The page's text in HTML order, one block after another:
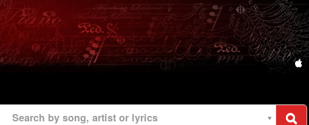
Search by song, artist or lyrics